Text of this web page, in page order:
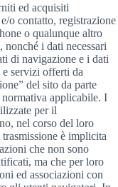
ed acquisiti
o contatto, registrazione
o qualunque altro
nonché i dati necessari
di navigazione e i dati
servizi offerti da
del sito da parte
applicabile. I
per il
nel corso del loro
è implicita
che non sono
ma che per loro
ed associazioni con